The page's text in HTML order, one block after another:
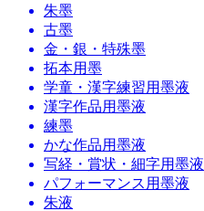
朱墨
古墨
金・銀・特殊墨
拓本用墨
学童・漢字練習用墨液
漢字作品用墨液
練墨
かな作品用墨液
写経・賞状・細字用墨液
パフォーマンス用墨液
朱液